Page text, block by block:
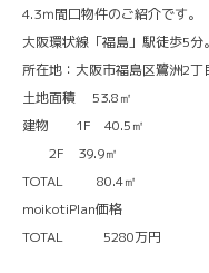
4.3ｍ間口物件のご紹介です。
大阪環状線「福島」駅徒歩5分。
所在地：大阪市福島区鷺洲2丁
土地面積 53.8㎡
建物 1F 40.5㎡
2F 39.9㎡
TOTAL 80.4㎡
moikotiPlan価格
TOTAL 5280万円